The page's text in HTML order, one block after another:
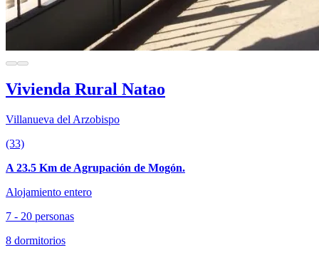
Vivienda Rural Natao
Villanueva del Arzobispo
(33)
A 23.5 Km de Agrupación de Mogón.
Alojamiento entero
7 - 20 personas
8 dormitorios